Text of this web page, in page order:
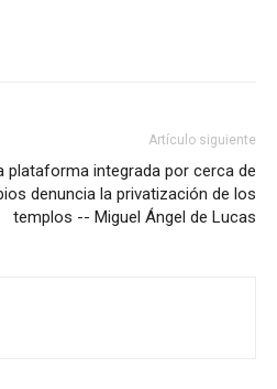
Artículo siguiente
plataforma integrada por cerca de
denuncia la privatización de los
templos -- Miguel Ángel de Lucas